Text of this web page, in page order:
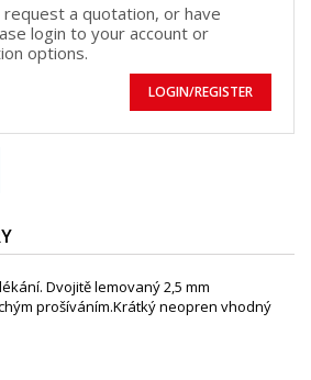
a quotation, or have
login to your account or
options.
LOGIN/REGISTER
Dvojitě lemovaný 2,5 mm
prošíváním.Krátký neopren vhodný